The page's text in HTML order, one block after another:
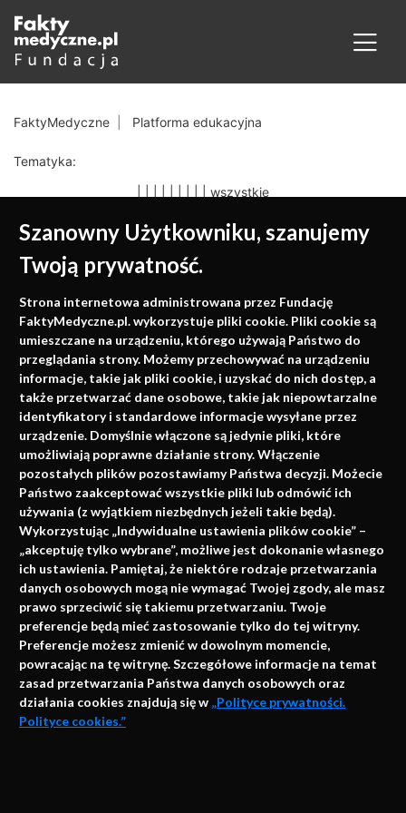
Szanowny Użytkowniku, szanujemy
Twoją prywatność.
Strona internetowa administrowana przez Fundację
FaktyMedyczne.pl. wykorzystuje pliki cookie. Pliki cookie są
umieszczane na urządzeniu, którego używają Państwo do
przeglądania strony. Możemy przechowywać na urządzeniu
informacje, takie jak pliki cookie, i uzyskać do nich dostęp, a
także przetwarzać dane osobowe, takie jak niepowtarzalne
identyfikatory i standardowe informacje wysyłane przez
urządzenie. Domyślnie włączone są jedynie pliki, które
umożliwiają poprawne działanie strony. Włączenie
pozostałych plików pozostawiamy Państwa decyzji. Możecie
Państwo zaakceptować wszystkie pliki lub odmówić ich
używania (z wyjątkiem niezbędnych jeżeli takie będą).
Wykorzystując „Indywidualne ustawienia plików cookie” –
„akceptuję tylko wybrane”, możliwe jest dokonanie własnego
ich ustawienia. Pamiętaj, że niektóre rodzaje przetwarzania
danych osobowych mogą nie wymagać Twojej zgody, ale masz
prawo sprzeciwić się takiemu przetwarzaniu. Twoje
preferencje będą mieć zastosowanie tylko do tej witryny.
Preferencje możesz zmienić w dowolnym momencie,
powracając na tę witrynę. Szczegółowe informacje na temat
zasad przetwarzania Państwa danych osobowych oraz
działania cookies znajdują się w „Polityce prywatności.
Polityce cookies.”
FaktyMedyczne Platforma edukacyjna
Tematyka:
wszystkie
Medycyna oparta na
faktach
Konferencje, szkolenia, e-learning, wydawnictwo
Napisz do nas
info@faktymedyczne.pl
ul. Towarowa 2
43-460 Wisła
Redakcja medyczna:
ul. Wolności 338b